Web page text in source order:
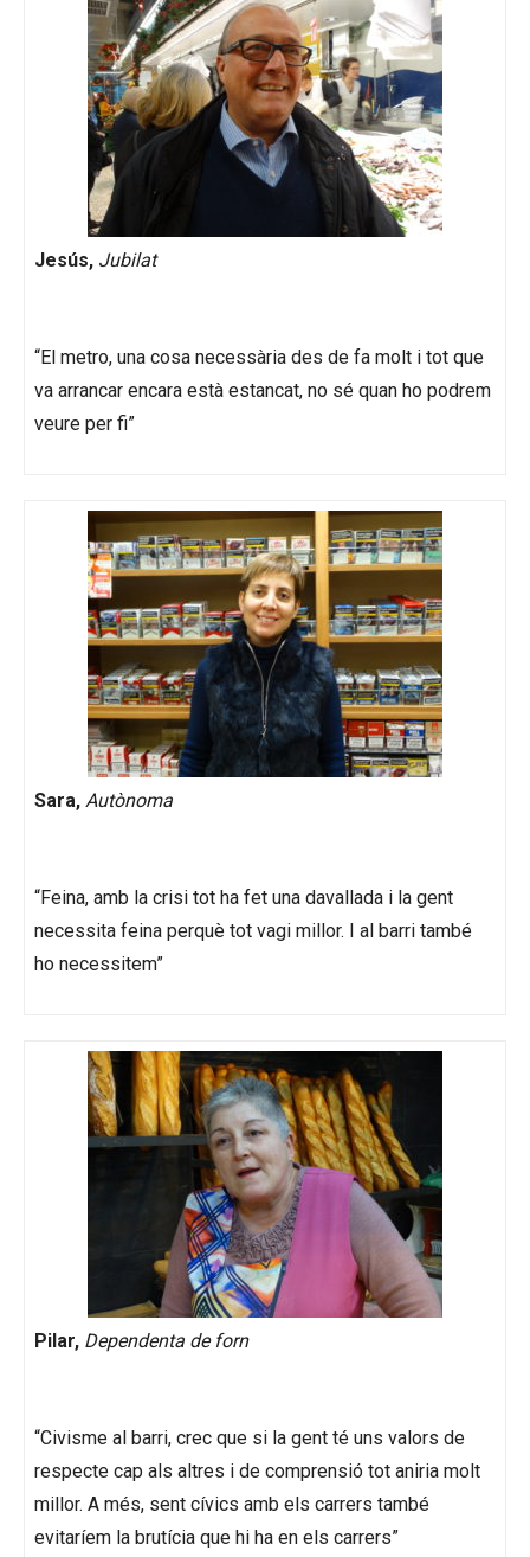
Jesús, Jubilat
“El metro, una cosa necessària des de fa molt i tot que
va arrancar encara està estancat, no sé quan ho podrem
veure per fi”
Sara, Autònoma
“Feina, amb la crisi tot ha fet una davallada i la gent
necessita feina perquè tot vagi millor. I al barri també
ho necessitem”
Pilar, Dependenta de forn
“Civisme al barri, crec que si la gent té uns valors de
respecte cap als altres i de comprensió tot aniria molt
millor. A més, sent cívics amb els carrers també
evitaríem la brutícia que hi ha en els carrers”